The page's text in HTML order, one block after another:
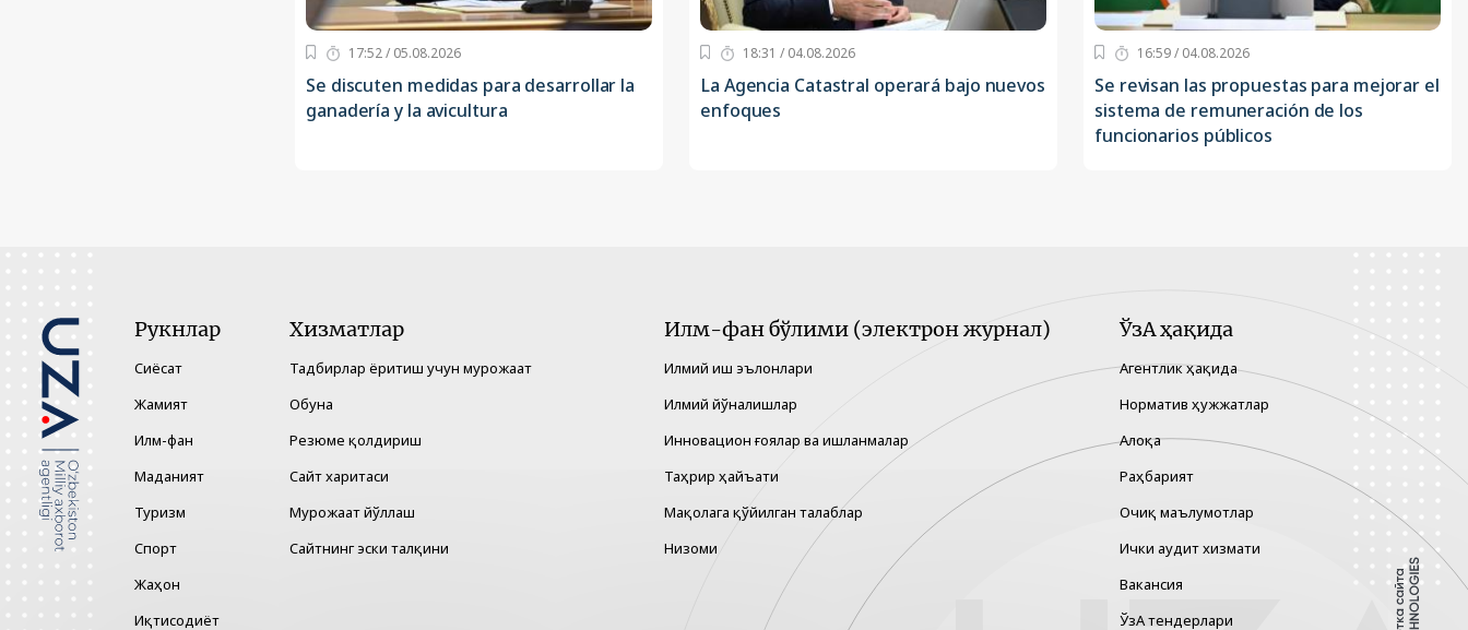
17:52 / 05.08.2026
Se discuten medidas para desarrollar la
ganadería y la avicultura
18:31 / 04.08.2026
La Agencia Catastral operará bajo nuevos
enfoques
16:59 / 04.08.2026
Se revisan las propuestas para mejorar el
sistema de remuneración de los
funcionarios públicos
Рукнлар
Сиёсат
Жамият
Илм-фан
Маданият
Туризм
Спорт
Жаҳон
Иқтисодиёт
Хизматлар
Тадбирлар ёритиш учун мурожаат
Обуна
Резюме қолдириш
Сайт харитаси
Мурожаат йўллаш
Сайтнинг эски талқини
Илм-фан бўлими (электрон журнал)
Илмий иш эълонлари
Илмий йўналишлар
Инновацион ғоялар ва ишланмалар
Таҳрир ҳайъати
Мақолага қўйилган талаблар
Низоми
ЎзА ҳақида
Агентлик ҳақида
Норматив ҳужжатлар
Алоқа
Раҳбарият
Очиқ маълумотлар
Ички аудит хизмати
Вакансия
ЎзА тендерлари